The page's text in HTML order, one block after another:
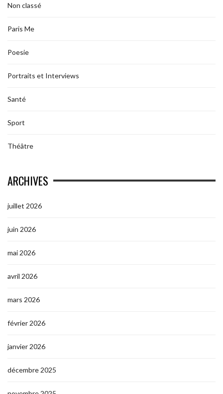
Non classé
Paris Me
Poesie
Portraits et Interviews
Santé
Sport
Théâtre
ARCHIVES
juillet 2026
juin 2026
mai 2026
avril 2026
mars 2026
février 2026
janvier 2026
décembre 2025